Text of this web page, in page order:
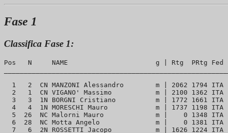
Fase 1
Classifica Fase 1:
Pos   N     NAME                      g | Rtg  PRtg Fed
1   2  CN MANZONI Alessandro        m | 2062 1794 ITA
2   1  CN VIGANO' Massimo           m | 2100 1362 ITA
3   3  1N BORGNI Cristiano          m | 1772 1661 ITA
4   4  1N MORESCHI Mauro            m | 1737 1198 ITA
5  26  NC Malorni Mauro             m |    0 1348 ITA
6  28  NC Motta Angelo              m |    0 1381 ITA
7   6  2N ROSSETTI Jacopo           m | 1626 1224 ITA